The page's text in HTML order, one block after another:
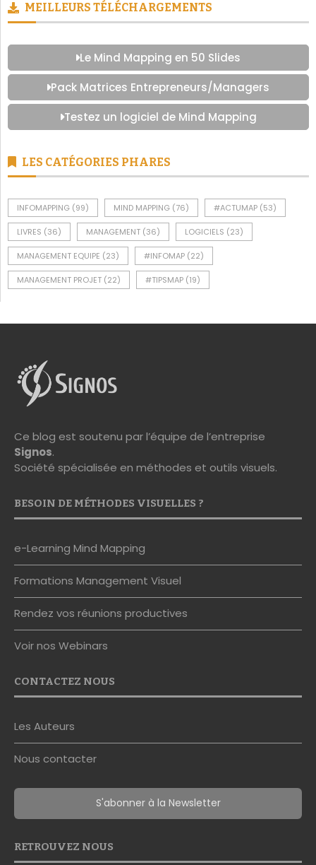
MEILLEURS TÉLÉCHARGEMENTS
Le Mind Mapping en 50 Slides
Pack Matrices Entrepreneurs/Managers
Testez un logiciel de Mind Mapping
LES CATÉGORIES PHARES
INFOMAPPING (99) MIND MAPPING (76) #ACTUMAP (53)
LIVRES (36) MANAGEMENT (36) LOGICIELS (23)
MANAGEMENT EQUIPE (23) #INFOMAP (22)
MANAGEMENT PROJET (22) #TIPSMAP (19)
Ce blog est soutenu par l’équipe de l’entreprise
Signos.
Société spécialisée en méthodes et outils visuels.
BESOIN DE MÉTHODES VISUELLES ?
e-Learning Mind Mapping
Formations Management Visuel
Rendez vos réunions productives
Voir nos Webinars
CONTACTEZ NOUS
Les Auteurs
Nous contacter
S'abonner à la Newsletter
RETROUVEZ NOUS